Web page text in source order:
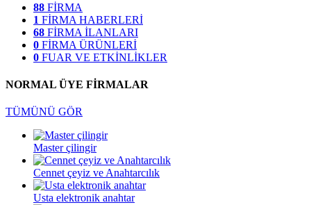
88 FİRMA
1 FİRMA HABERLERİ
68 FİRMA İLANLARI
0 FİRMA ÜRÜNLERİ
0 FUAR VE ETKİNLİKLER
NORMAL ÜYE FİRMALAR
TÜMÜNÜ GÖR
Master çilingir
Cennet çeyiz ve Anahtarcılık
Usta elektronik anahtar